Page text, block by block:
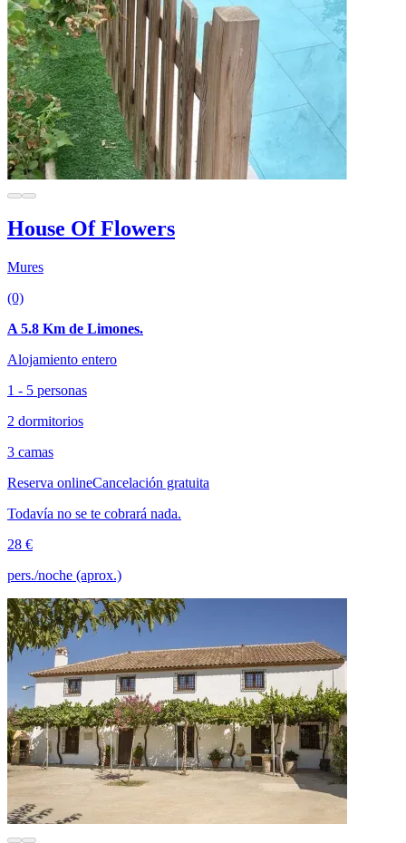
House Of Flowers
Mures
(0)
A 5.8 Km de Limones.
Alojamiento entero
1 - 5 personas
2 dormitorios
3 camas
Reserva onlineCancelación gratuita
Todavía no se te cobrará nada.
28 €
pers./noche (aprox.)